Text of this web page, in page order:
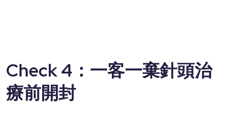
Check 4：一客一棄針頭治
療前開封